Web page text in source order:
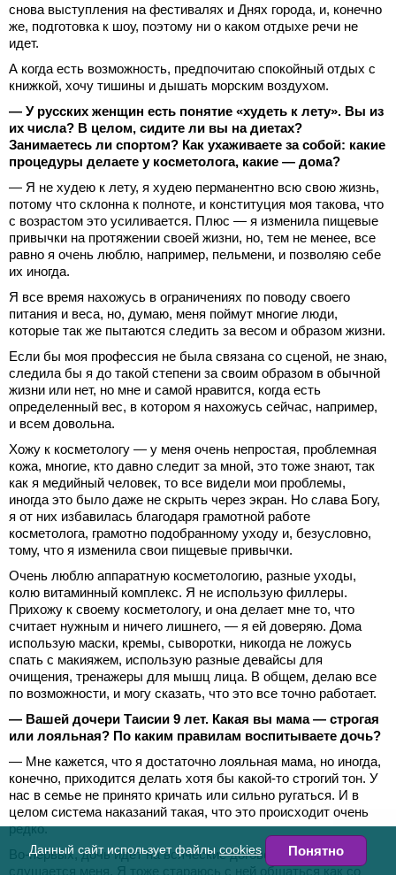
снова выступления на фестивалях и Днях города, и, конечно
же, подготовка к шоу, поэтому ни о каком отдыхе речи не
идет.
А когда есть возможность, предпочитаю спокойный отдых с
книжкой, хочу тишины и дышать морским воздухом.
— У русских женщин есть понятие «худеть к лету». Вы из
их числа? В целом, сидите ли вы на диетах?
Занимаетесь ли спортом? Как ухаживаете за собой: какие
процедуры делаете у косметолога, какие — дома?
— Я не худею к лету, я худею перманентно всю свою жизнь,
потому что склонна к полноте, и конституция моя такова, что
с возрастом это усиливается. Плюс — я изменила пищевые
привычки на протяжении своей жизни, но, тем не менее, все
равно я очень люблю, например, пельмени, и позволяю себе
их иногда.
Я все время нахожусь в ограничениях по поводу своего
питания и веса, но, думаю, меня поймут многие люди,
которые так же пытаются следить за весом и образом жизни.
Если бы моя профессия не была связана со сценой, не знаю,
следила бы я до такой степени за своим образом в обычной
жизни или нет, но мне и самой нравится, когда есть
определенный вес, в котором я нахожусь сейчас, например,
и всем довольна.
Хожу к косметологу — у меня очень непростая, проблемная
кожа, многие, кто давно следит за мной, это тоже знают, так
как я медийный человек, то все видели мои проблемы,
иногда это было даже не скрыть через экран. Но слава Богу,
я от них избавилась благодаря грамотной работе
косметолога, грамотно подобранному уходу и, безусловно,
тому, что я изменила свои пищевые привычки.
Очень люблю аппаратную косметологию, разные уходы,
колю витаминный комплекс. Я не использую филлеры.
Прихожу к своему косметологу, и она делает мне то, что
считает нужным и ничего лишнего, — я ей доверяю. Дома
использую маски, кремы, сыворотки, никогда не ложусь
спать с макияжем, использую разные девайсы для
очищения, тренажеры для мышц лица. В общем, делаю все
по возможности, и могу сказать, что это все точно работает.
— ⁠Вашей дочери Таисии 9 лет. Какая вы мама — строгая
или лояльная? По каким правилам воспитываете дочь?
— Мне кажется, что я достаточно лояльная мама, но иногда,
конечно, приходится делать хотя бы какой-то строгий тон. У
нас в семье не принято кричать или сильно ругаться. И в
целом система наказаний такая, что это происходит очень
редко.
Во-первых, дочь идет на всяческие договоренности и
слушается меня. Я тоже стараюсь с ней общаться как со
Данный сайт использует файлыcookies Понятно